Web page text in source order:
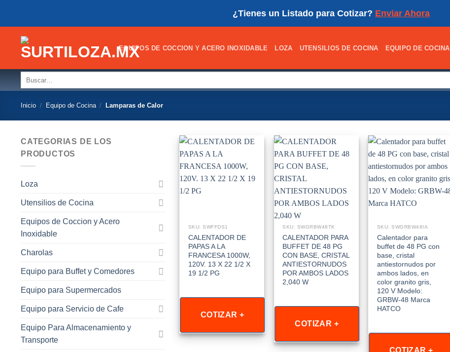
¿Tienes un Listado para Cotizar? Enviar Ahora
EQUIPOS DE COCCION Y ACERO INOXIDABLE LOZA UTENSILIOS DE COCINA EQUIPO DE COCINA
Inicio / Equipo de Cocina / Lamparas de Calor
CATEGORIAS DE LOS
PRODUCTOS
Loza
Utensilios de Cocina
Equipos de Coccion y Acero
Inoxidable
Charolas
Equipo para Buffet y Comedores
Equipo para Supermercados
Equipo para Servicio de Cafe
Equipo Para Almacenamiento y
Transporte
SKU: SWFFDS1
CALENTADOR DE
PAPAS A LA
FRANCESA 1000W,
120V. 13 X 22 1/2 X
19 1/2 PG
COTIZAR +
SKU: SWGRBW48TK
CALENTADOR PARA
BUFFET DE 48 PG
CON BASE, CRISTAL
ANTIESTORNUDOS
POR AMBOS LADOS
2,040 W
COTIZAR +
SKU: SWGRBW48IA
Calentador para
buffet de 48 PG con
base, cristal
antiestornudos por
ambos lados, en
color granito gris,
120 V Modelo:
GRBW-48 Marca
HATCO